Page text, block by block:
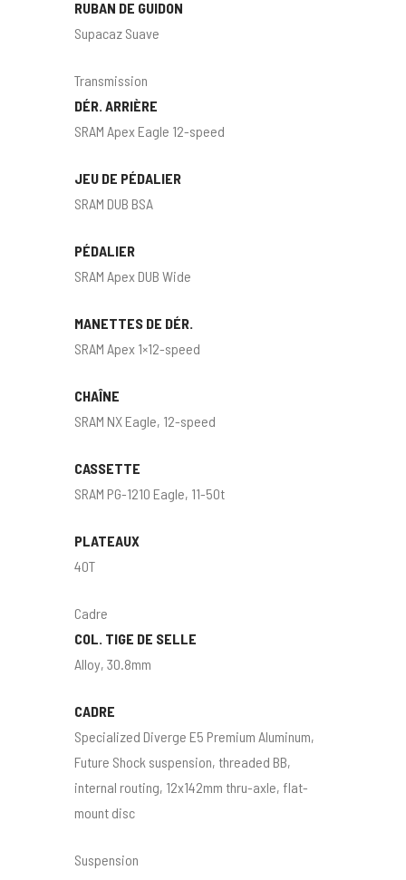
RUBAN DE GUIDON
Supacaz Suave
Transmission
DÉR. ARRIÈRE
SRAM Apex Eagle 12-speed
JEU DE PÉDALIER
SRAM DUB BSA
PÉDALIER
SRAM Apex DUB Wide
MANETTES DE DÉR.
SRAM Apex 1×12-speed
CHAÎNE
SRAM NX Eagle, 12-speed
CASSETTE
SRAM PG-1210 Eagle, 11-50t
PLATEAUX
40T
Cadre
COL. TIGE DE SELLE
Alloy, 30.8mm
CADRE
Specialized Diverge E5 Premium Aluminum,
Future Shock suspension, threaded BB,
internal routing, 12x142mm thru-axle, flat-
mount disc
Suspension